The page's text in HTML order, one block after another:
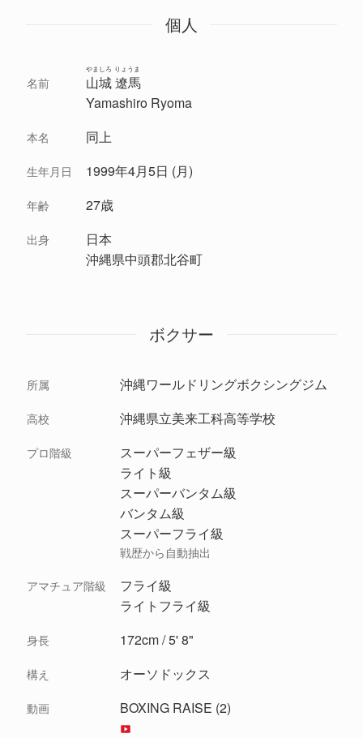
個人
名前 山城 遼馬
やましろ りょうま
Yamashiro Ryoma
本名 同上
生年月日 1999年4月5日 (月)
年齢 27歳
出身
日本
沖縄県中頭郡北谷町
ボクサー
所属 沖縄ワールドリングボクシングジム
高校 沖縄県立美来工科高等学校
プロ階級
スーパーフェザー級
ライト級
スーパーバンタム級
バンタム級
スーパーフライ級
戦歴から自動抽出
アマチュア階級
フライ級
ライトフライ級
身長 172cm / 5' 8"
構え オーソドックス
動画 BOXING RAISE (2)